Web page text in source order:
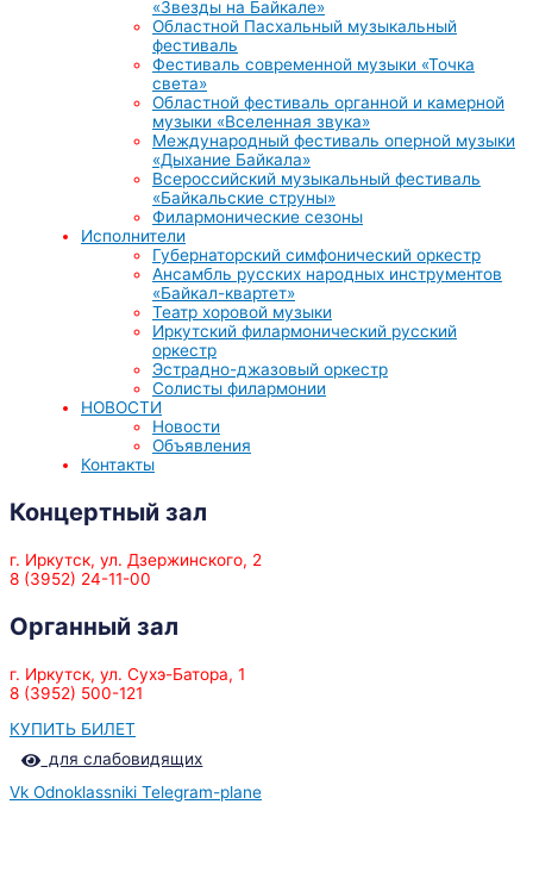
«Звезды на Байкале»
Областной Пасхальный музыкальный
фестиваль
Фестиваль современной музыки «Точка
света»
Областной фестиваль органной и камерной
музыки «Вселенная звука»
Международный фестиваль оперной музыки
«Дыхание Байкала»
Всероссийский музыкальный фестиваль
«Байкальские струны»
Филармонические сезоны
Исполнители
Губернаторский симфонический оркестр
Ансамбль русских народных инструментов
«Байкал-квартет»
Театр хоровой музыки
Иркутский филармонический русский
оркестр
Эстрадно-джазовый оркестр
Солисты филармонии
НОВОСТИ
Новости
Объявления
Контакты
Концертный зал
г. Иркутск, ул. Дзержинского, 2
8 (3952) 24-11-00
Органный зал
г. Иркутск, ул. Сухэ-Батора, 1
8 (3952) 500-121
КУПИТЬ БИЛЕТ
для слабовидящих
Vk Odnoklassniki Telegram-plane